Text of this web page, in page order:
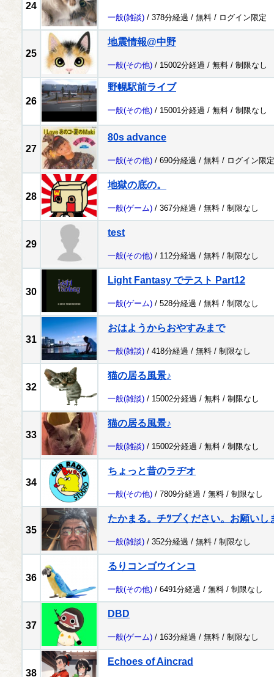
24
一般(雑談) / 378分経過 / 無料 / ログイン限定
25
地震情報@中野
一般(その他) / 15002分経過 / 無料 / 制限なし
26
野幌駅前ライブ
一般(その他) / 15001分経過 / 無料 / 制限なし
27
80s advance
一般(その他) / 690分経過 / 無料 / ログイン限定
28
地獄の底の。
一般(ゲーム) / 367分経過 / 無料 / 制限なし
29
test
一般(その他) / 112分経過 / 無料 / 制限なし
30
Light Fantasy でテスト Part12
一般(ゲーム) / 528分経過 / 無料 / 制限なし
31
おはようからおやすみまで
一般(雑談) / 418分経過 / 無料 / 制限なし
32
猫の居る風景♪
一般(雑談) / 15002分経過 / 無料 / 制限なし
33
猫の居る風景♪
一般(雑談) / 15002分経過 / 無料 / 制限なし
34
ちょっと昔のラヂオ
一般(その他) / 7809分経過 / 無料 / 制限なし
35
たかまる。チﾂプください。お願いし
一般(雑談) / 352分経過 / 無料 / 制限なし
36
るりコンゴウインコ
一般(その他) / 6491分経過 / 無料 / 制限なし
37
DBD
一般(ゲーム) / 163分経過 / 無料 / 制限なし
38
Echoes of Aincrad